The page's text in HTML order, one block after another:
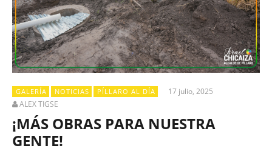
GALERÍA NOTICIAS PÍLLARO AL DÍA
17 julio, 2025
ALEX TIGSE
¡MÁS OBRAS PARA NUESTRA
GENTE!